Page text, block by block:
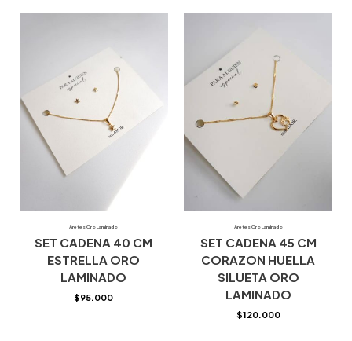
Aretes Oro Laminado
SET CADENA 40 CM
ESTRELLA ORO
LAMINADO
$95.000
Aretes Oro Laminado
SET CADENA 45 CM
CORAZON HUELLA
SILUETA ORO
LAMINADO
$120.000